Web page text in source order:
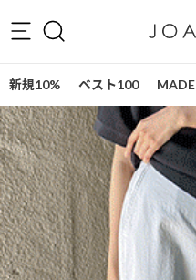
新規10% ベスト100 MADE